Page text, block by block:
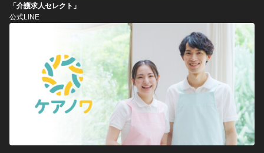
「介護求人セレクト」
公式LINE